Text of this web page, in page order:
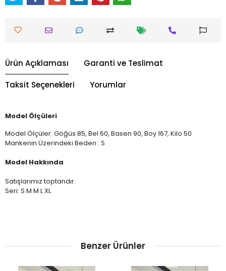
Ürün Açıklaması Garanti ve Teslimat
Taksit Seçenekleri Yorumlar
Model Ölçüleri
Model Ölçüler: Göğüs 85, Bel 60, Basen 90, Boy 167, Kilo 50
Mankenin Üzerindeki Beden : S
Model Hakkında
Satışlarımız toptandır.
Seri: S M M L XL
Benzer Ürünler